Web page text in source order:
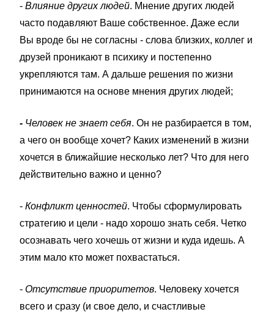
- Влияние других людей. Мнение других людей
часто подавляют Ваше собственное. Даже если
Вы вроде бы не согласны - слова близких, коллег и
друзей проникают в психику и постепенно
укрепляются там. А дальше решения по жизни
принимаются на основе мнения других людей;
- Человек не знает себя. Он не разбирается в том,
а чего он вообще хочет? Каких изменений в жизни
хочется в ближайшие несколько лет? Что для него
действительно важно и ценно?
- Конфликт ценностей. Чтобы сформулировать
стратегию и цели - надо хорошо знать себя. Четко
осознавать чего хочешь от жизни и куда идешь. А
этим мало кто может похвастаться.
- Отсутствие приоритетов. Человеку хочется
всего и сразу (и свое дело, и счастливые